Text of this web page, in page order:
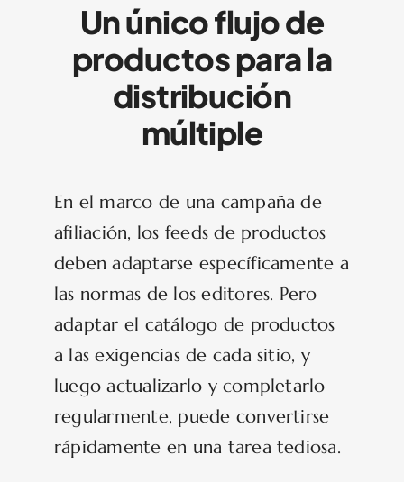
Un único flujo de
productos para la
distribución
múltiple
En el marco de una campaña de
afiliación, los feeds de productos
deben adaptarse específicamente a
las normas de los editores. Pero
adaptar el catálogo de productos
a las exigencias de cada sitio, y
luego actualizarlo y completarlo
regularmente, puede convertirse
rápidamente en una tarea tediosa.